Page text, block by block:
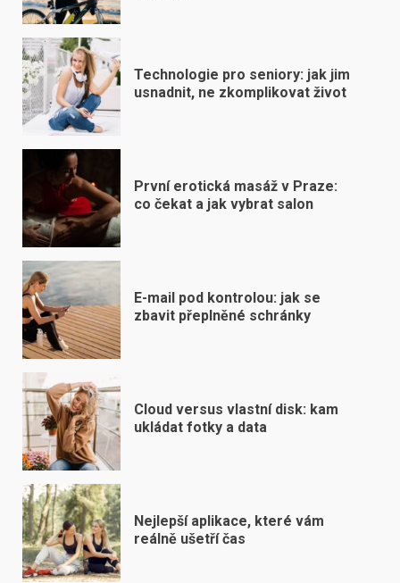
Technologie pro seniory: jak jim
usnadnit, ne zkomplikovat život
První erotická masáž v Praze:
co čekat a jak vybrat salon
E-mail pod kontrolou: jak se
zbavit přeplněné schránky
Cloud versus vlastní disk: kam
ukládat fotky a data
Nejlepší aplikace, které vám
reálně ušetří čas